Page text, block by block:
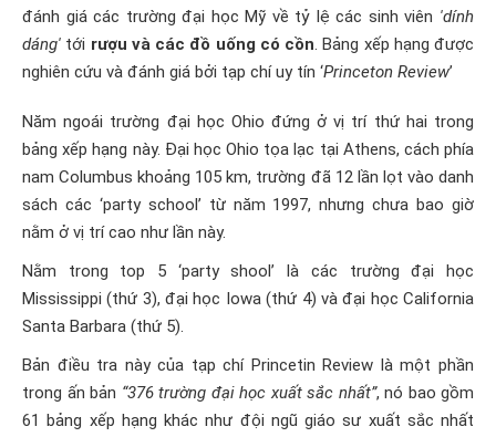
đánh giá các trườngđại học Mỹ về tỷ lệ các sinh viên 'dính
dáng' tới rượu và các đồ uống có cồn. Bảng xếp hạng được
nghiên cứu và đánh giá bởi tạp chí uy tín ‘Princeton Review’
Năm ngoái trường đại học Ohio đứng ở vị trí thứ hai trong
bảng xếp hạng này. Đại học Ohio tọa lạc tại Athens, cách phía
nam Columbus khoảng 105 km, trường đã 12 lần lọt vào danh
sách các ‘party school’ từ năm 1997, nhưng chưa bao giờ
nằm ở vị trí cao như lần này.
Nằm trong top 5 ‘party shool’ là các trường đại học
Mississippi (thứ 3), đại học Iowa (thứ 4) và đại học California
Santa Barbara (thứ 5).
Bản điều tra này của tạp chí Princetin Review là một phần
trong ấn bản “376 trường đại học xuất sắc nhất”, nó bao gồm
61 bảng xếp hạng khác như đội ngũ giáo sư xuất sắc nhất